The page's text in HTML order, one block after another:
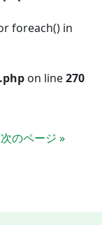
foreach() in
on line270
次のページ »